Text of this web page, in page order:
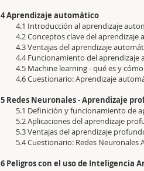
4 Aprendizaje automático
4.1 Introducción al aprendizaje
4.2 Conceptos clave del aprendizaje
4.3 Ventajas del aprendizaje
4.4 Funcionamiento del aprendizaje
4.5 Machine learning - qué es y
4.6 Cuestionario: Aprendizaje
5 Redes Neuronales - Aprendizaje
5.1 Definición y funcionamiento de
5.2 Aplicaciones del aprendizaje
5.3 Ventajas del aprendizaje
5.4 Cuestionario: Redes
6 Peligros con el uso de Inteligencia